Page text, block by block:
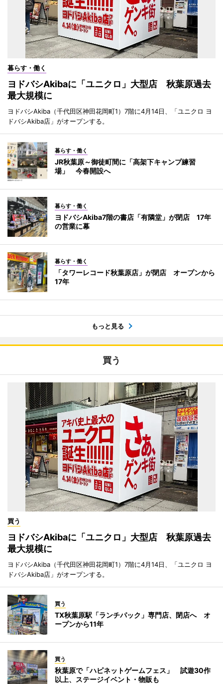
暮らす・働く
ヨドバシAkibaに「ユニクロ」大型店 秋葉原過去
最大規模に
ヨドバシAkiba（千代田区神田花岡町1）7階に4月14日、「ユニクロ ヨ
ドバシAkiba店」がオープンする。
暮らす・働く
JR秋葉原～御徒町間に「高架下キャンプ練習
場」 今春開設へ
暮らす・働く
ヨドバシAkiba7階の書店「有隣堂」が閉店 17年
の営業に幕
暮らす・働く
「タワーレコード秋葉原店」が閉店 オープンから
17年
もっと見る
買う
買う
ヨドバシAkibaに「ユニクロ」大型店 秋葉原過去
最大規模に
ヨドバシAkiba（千代田区神田花岡町1）7階に4月14日、「ユニクロ ヨ
ドバシAkiba店」がオープンする。
買う
TX秋葉原駅「ランチパック」専門店、閉店へ オ
ープンから11年
買う
秋葉原で「ハピネットゲームフェス」 試遊30作
以上、ステージイベント・物販も